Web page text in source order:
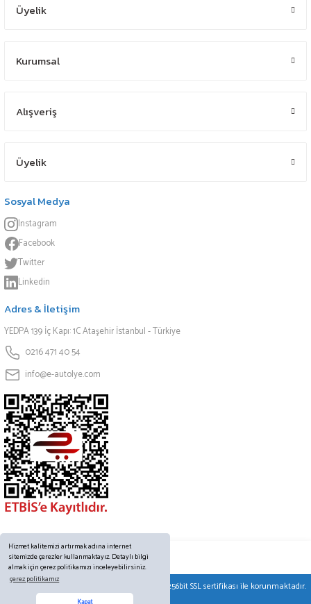
Hizmet kalitemizi artırmak adına internet
sitemizde çerezler kullanmaktayız. Detaylı bilgi
almak için çerez politikamızı inceleyebilirsiniz.
çerez politikamız
Üyelik
Kurumsal
Alışveriş
Üyelik
Sosyal Medya
Instagram
Facebook
Twitter
Linkedin
Adres & İletişim
YEDPA 139 İç Kapı: 1C Ataşehir İstanbul - Türkiye
0216 471 40 54
info@e-autolye.com
© Tüm hakları saklıdır. Kredi kartı bilgileriniz 256bit SSL sertifikası ile korunmaktadır.